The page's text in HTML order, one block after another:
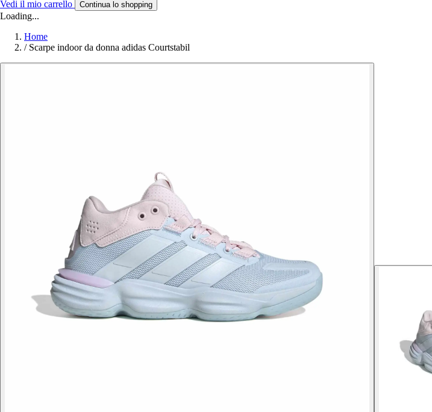
Vedi il mio carrello Continua lo shopping
Loading...
Home
/ Scarpe indoor da donna adidas Courtstabil